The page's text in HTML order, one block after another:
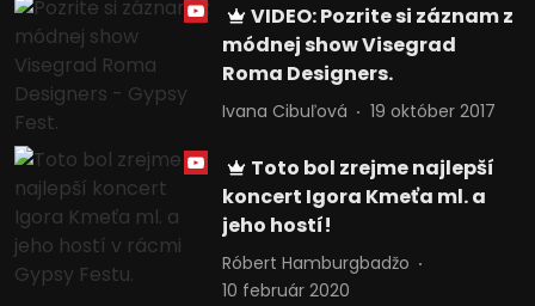
VIDEO: Pozrite si záznam z
módnej show Visegrad
Roma Designers.
Ivana Cibuľová 19 október 2017
Toto bol zrejme najlepší
koncert Igora Kmeťa ml. a
jeho hostí!
Róbert Hamburgbadžo
10 február 2020